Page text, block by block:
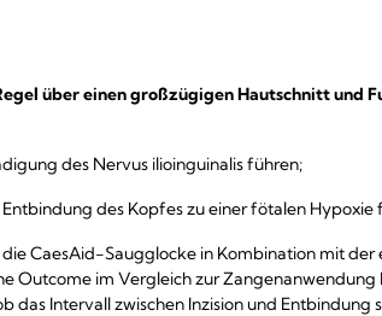
über einen großzügigen Hautschnitt und
des Nervus ilioinguinalis führen;
des Kopfes zu einer fötalen
CaesAid-Saugglocke in Kombination mit
Outcome im Vergleich zur
das Intervall zwischen Inzision und Entbindung